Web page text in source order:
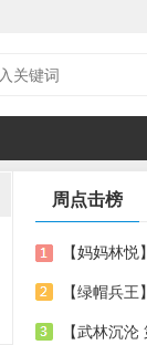
周点击榜
【妈妈林
【绿帽兵
【武林沉